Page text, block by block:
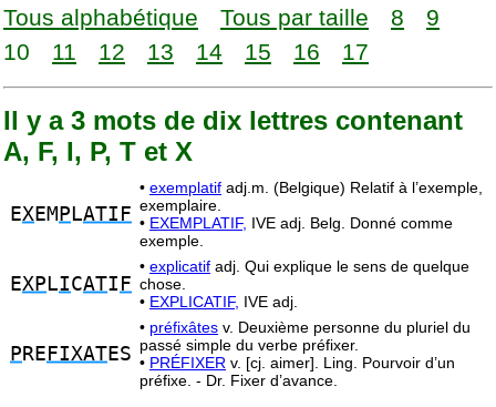
Tous alphabétique Tous par taille 8
9
10
11 12 13 14 15 16 17
Il y a 3 mots de dix lettres contenant
A, F, I, P, T et X
EXEM P LATIF
• exemplatif adj.m. (Belgique) Relatif à l’exemple,
exemplaire.
• EXEMPLATIF, IVE adj. Belg. Donné comme
exemple.
EXP LICATI F
• explicatif adj. Qui explique le sens de quelque
chose.
• EXPLICATIF, IVE adj.
P RE FIXATES
• préfixâtes v. Deuxième personne du pluriel du
passé simple du verbe préfixer.
• PRÉFIXER v. [cj. aimer]. Ling. Pourvoir d’un
préfixe. - Dr. Fixer d’avance.